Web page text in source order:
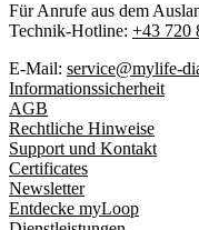
Für Anrufe aus dem
Technik-Hotline: +43 720
E-Mail: service@mylife-
Informationssicherheit
AGB
Rechtliche Hinweise
Support und Kontakt
Certificates
Newsletter
Entdecke myLoop